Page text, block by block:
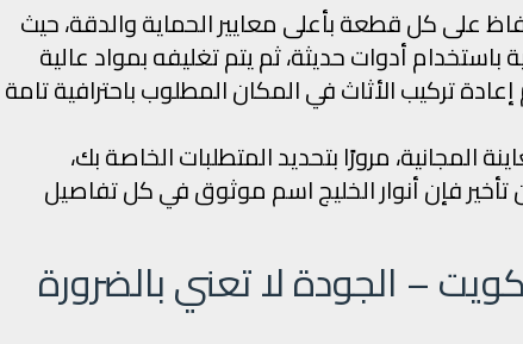
على كل قطعة بأعلى معايير الحماية والدقة، حيث
باستخدام أدوات حديثة، ثم يتم تغليفه بمواد عالية
تركيب الأثاث في المكان المطلوب باحترافية تامة
مرورًا بتحديد المتطلبات الخاصة بك،
تأخير فإن أنوار الخليج اسم موثوق في كل تفاصيل
– الجودة لا تعني بالضرورة